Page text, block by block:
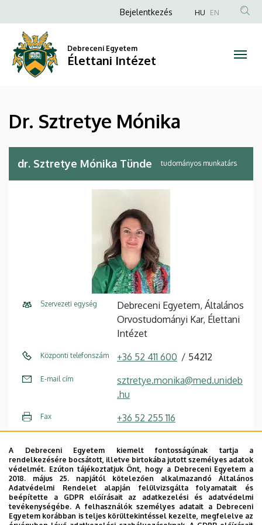
Sztretye
Mónika
Intézet
a
tartalomra
Anonim
fiók
menüje
Bejelentkezés HU EN
Debreceni Egyetem
Élettani Intézet
Dr. Sztretye Mónika
dr. Sztretye Mónika Tünde tudományos munkatárs
Szervezeti egység
Debreceni Egyetem, Általános
Orvostudományi Kar, Élettani
Intézet
Központi telefonszám +36 52 411 600 54212
E-mail cím
sztretye.monika@med.unideb
.hu
Fax +36 52 255 116
körút 98
Épület Elméleti négyszög, U épület
Emelet, ajtó 1. emelet, 1-7
A Debreceni Egyetem kiemelt fontosságúnak tartja a
rendelkezésére bocsátott, illetve birtokába jutott személyes adatok
védelmét. Ezúton tájékoztatjuk Önt, hogy a Debreceni Egyetem a
2018. május 25. napjától kötelezően alkalmazandó Általános
Adatvédelmi Rendelet alapján felülvizsgálta folyamatait és
beépítette a GDPR előírásait az adatkezelési és adatvédelmi
tevékenységébe. A felhasználók személyes adatait a Debreceni
Egyetem korábban is teljes körültekintéssel kezelte, megfelelve az